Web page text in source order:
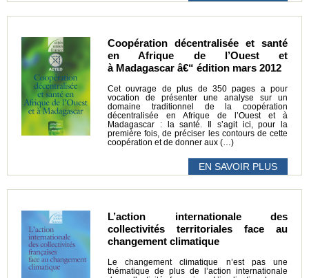
Coopération décentralisée et santé
en Afrique de l’Ouest et
à Madagascar â€“ édition mars 2012
Cet ouvrage de plus de 350 pages a pour
vocation de présenter une analyse sur un
domaine traditionnel de la coopération
décentralisée en Afrique de l’Ouest et à
Madagascar : la santé. Il s’agit ici, pour la
première fois, de préciser les contours de cette
coopération et de donner aux (…)
EN SAVOIR PLUS
L’action internationale des
collectivités territoriales face au
changement climatique
Le changement climatique n’est pas une
thématique de plus de l’action internationale